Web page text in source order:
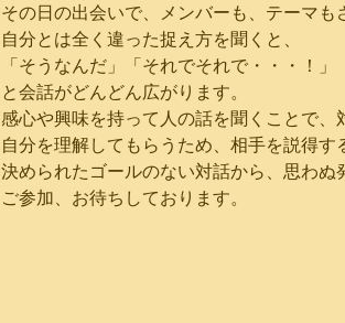
その日の出会いで、メンバーも、テーマも
自分とは全く違った捉え方を聞くと、
「そうなんだ」「それでそれで・・・！」
と会話がどんどん広がります。
感心や興味を持って人の話を聞くことで、
自分を理解してもらうため、相手を説得す
決められたゴールのない対話から、思わぬ
ご参加、お待ちしております。